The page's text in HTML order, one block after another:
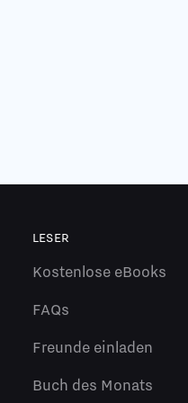
LESER
Kostenlose eBooks
FAQs
Freunde einladen
Buch des Monats